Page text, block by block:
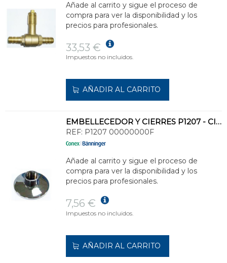
Añade al carrito y sigue el proceso de
compra para ver la disponibilidad y los
precios para profesionales.
33,53 €
Impuestos no incluidos.
AÑADIR AL CARRITO
EMBELLECEDOR Y CIERRES P1207 - CIERRE POMO
REF: P1207 00000000F
Añade al carrito y sigue el proceso de
compra para ver la disponibilidad y los
precios para profesionales.
7,56 €
Impuestos no incluidos.
AÑADIR AL CARRITO